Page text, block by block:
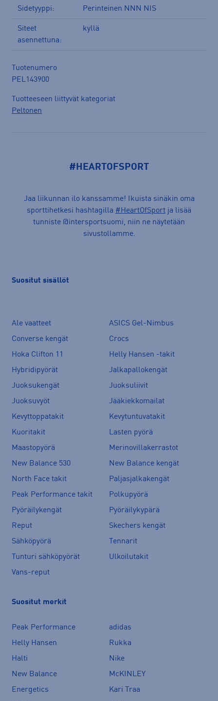
Sidetyyppi: Perinteinen NNN NIS
Siteet
asennettuna:
kyllä
Tuotenumero
PEL143900
Tuotteeseen liittyvät kategoriat
Peltonen
#HEARTOFSPORT
Jaa liikunnan ilo kanssamme! Ikuista sinäkin oma
sporttihetkesi hashtagilla #HeartOfSport ja lisää
tunniste @intersportsuomi, niin ne näytetään
sivustollamme.
Suositut sisällöt
Ale vaatteet
ASICS Gel-Nimbus
Converse kengät
Crocs
Hoka Clifton 11
Helly Hansen -takit
Hybridipyörät
Jalkapallokengät
Juoksukengät
Juoksuliivit
Juoksuvyöt
Jääkiekkomailat
Kevyttoppatakit
Kevytuntuvatakit
Kuoritakit
Lasten pyörä
Maastopyörä
Merinovillakerrastot
New Balance 530
New Balance kengät
North Face takit
Paljasjalkakengät
Peak Performance takit
Polkupyörä
Pyöräilykengät
Pyöräilykypärä
Reput
Skechers kengät
Sähköpyörä
Tennarit
Tunturi sähköpyörät
Ulkoilutakit
Vans-reput
Suositut merkit
Peak Performance
adidas
Helly Hansen
Rukka
Halti
Nike
New Balance
McKINLEY
Energetics
Kari Traa